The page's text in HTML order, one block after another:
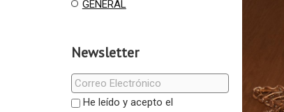
GENERAL
Newsletter
He leído y acepto el